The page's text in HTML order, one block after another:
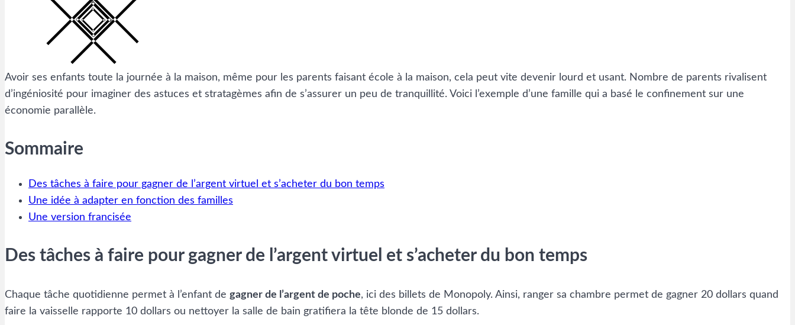
Avoir ses enfants toute la journée à la maison, même pour les parents faisant école à la maison, cela peut vite devenir lourd et usant. Nombre de parents rivalisent
d’ingéniosité pour imaginer des astuces et stratagèmes afin de s’assurer un peu de tranquillité. Voici l’exemple d’une famille qui a basé le confinement sur une
économie parallèle.
Sommaire
Des tâches à faire pour gagner de l’argent virtuel et s’acheter du bon temps
Une idée à adapter en fonction des familles
Une version francisée
Des tâches à faire pour gagner de l’argent virtuel et s’acheter du bon temps
Chaque tâche quotidienne permet à l’enfant de gagner de l’argent de poche, ici des billets de Monopoly. Ainsi, ranger sa chambre permet de gagner 20 dollars quand
faire la vaisselle rapporte 10 dollars ou nettoyer la salle de bain gratifiera la tête blonde de 15 dollars.